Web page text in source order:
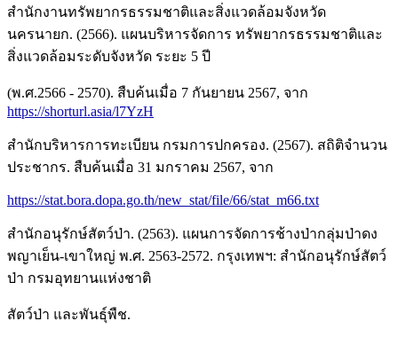
สำนักงานทรัพยากรธรรมชาติและสิ่งแวดล้อมจังหวัด
นครนายก. (2566). แผนบริหารจัดการ ทรัพยากรธรรมชาติและ
สิ่งแวดล้อมระดับจังหวัด ระยะ 5 ปี
(พ.ศ.2566 - 2570). สืบค้นเมื่อ 7 กันยายน 2567, จาก
https://shorturl.asia/l7YzH
สำนักบริหารการทะเบียน กรมการปกครอง. (2567). สถิติจำนวน
ประชากร. สืบค้นเมื่อ 31 มกราคม 2567, จาก
https://stat.bora.dopa.go.th/new_stat/file/66/stat_m66.txt
สำนักอนุรักษ์สัตว์ป่า. (2563). แผนการจัดการช้างป่ากลุ่มป่าดง
พญาเย็น-เขาใหญ่ พ.ศ. 2563-2572. กรุงเทพฯ: สำนักอนุรักษ์สัตว์
ป่า กรมอุทยานแห่งชาติ
สัตว์ป่า และพันธุ์พืช.